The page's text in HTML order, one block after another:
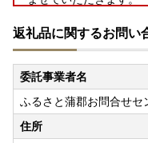
だきますようお願いい
返礼品に関するお問い
委託事業者名
ふるさと蒲郡お問合せセ
住所